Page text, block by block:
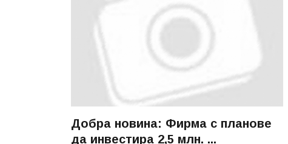
Добра новина: Фирма с планове
да инвестира 2,5 млн. ...